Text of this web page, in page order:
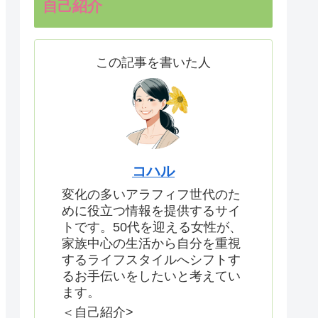
自己紹介
この記事を書いた人
コハル
変化の多いアラフィフ世代のた
めに役立つ情報を提供するサイ
トです。50代を迎える女性が、
家族中心の生活から自分を重視
するライフスタイルへシフトす
るお手伝いをしたいと考えてい
ます。
＜自己紹介>